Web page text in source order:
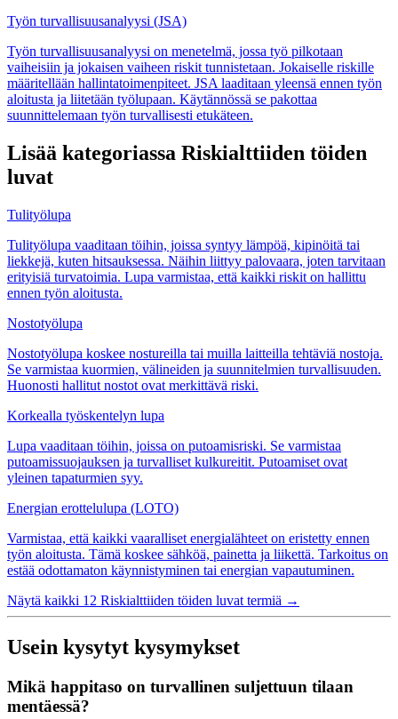
Työn turvallisuusanalyysi (JSA)
Työn turvallisuusanalyysi on menetelmä, jossa työ pilkotaan
vaiheisiin ja jokaisen vaiheen riskit tunnistetaan. Jokaiselle riskille
määritellään hallintatoimenpiteet. JSA laaditaan yleensä ennen työn
aloitusta ja liitetään työlupaan. Käytännössä se pakottaa
suunnittelemaan työn turvallisesti etukäteen.
Lisää kategoriassa Riskialttiiden töiden
luvat
Tulityölupa
Tulityölupa vaaditaan töihin, joissa syntyy lämpöä, kipinöitä tai
liekkejä, kuten hitsauksessa. Näihin liittyy palovaara, joten tarvitaan
erityisiä turvatoimia. Lupa varmistaa, että kaikki riskit on hallittu
ennen työn aloitusta.
Nostotyölupa
Nostotyölupa koskee nostureilla tai muilla laitteilla tehtäviä nostoja.
Se varmistaa kuormien, välineiden ja suunnitelmien turvallisuuden.
Huonosti hallitut nostot ovat merkittävä riski.
Korkealla työskentelyn lupa
Lupa vaaditaan töihin, joissa on putoamisriski. Se varmistaa
putoamissuojauksen ja turvalliset kulkureitit. Putoamiset ovat
yleinen tapaturmien syy.
Energian erottelulupa (LOTO)
Varmistaa, että kaikki vaaralliset energialähteet on eristetty ennen
työn aloitusta. Tämä koskee sähköä, painetta ja liikettä. Tarkoitus on
estää odottamaton käynnistyminen tai energian vapautuminen.
Näytä kaikki 12 Riskialttiiden töiden luvat termiä →
Usein kysytyt kysymykset
Mikä happitaso on turvallinen suljettuun tilaan
mentäessä?